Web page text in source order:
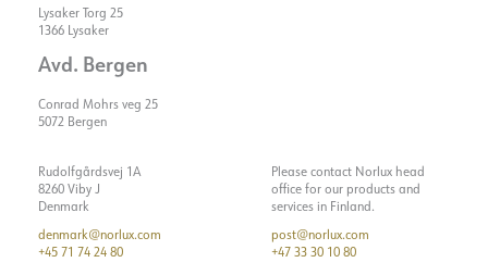
Lysaker Torg 25
1366 Lysaker
Avd. Bergen
Conrad Mohrs veg 25
5072 Bergen
Rudolfgårdsvej 1A
8260 Viby J
Denmark
denmark@norlux.com
+45 71 74 24 80
Please contact Norlux head
office for our products and
services in Finland.
post@norlux.com
+47 33 30 10 80